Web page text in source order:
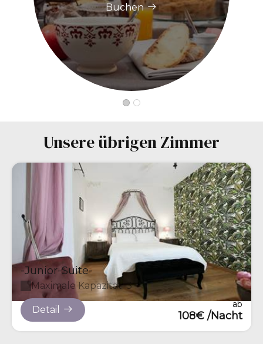
Buchen
Unsere übrigen Zimmer
-Junior-Suite-
Maximale Kapazität: 3
Detail
ab
108€ /Nacht